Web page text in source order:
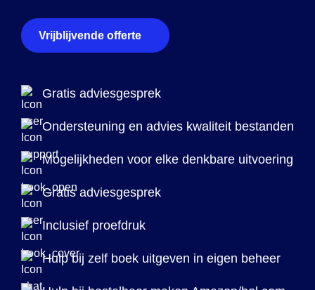
Vrijblijvende offerte
Gratis adviesgesprek
Ondersteuning en advies kwaliteit bestanden
Mogelijkheden voor elke denkbare uitvoering
Gratis adviesgesprek
Inclusief proefdruk
Hulp bij zelf boek uitgeven in eigen beheer